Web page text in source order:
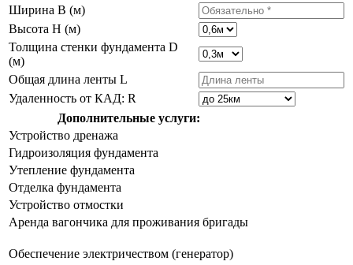
Ширина B (м)
Высота H (м)
Толщина стенки фундамента D
(м)
Общая длина ленты L
Удаленность от КАД: R
Дополнительные услуги:
Устройство дренажа
Гидроизоляция фундамента
Утепление фундамента
Отделка фундамента
Устройство отмостки
Аренда вагончика для проживания бригады
Обеспечение электричеством (генератор)